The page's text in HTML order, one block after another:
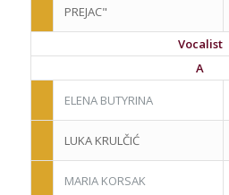
PREJAC"
Vocalist
A
ELENA BUTYRINA
LUKA KRULČIĆ
MARIA KORSAK